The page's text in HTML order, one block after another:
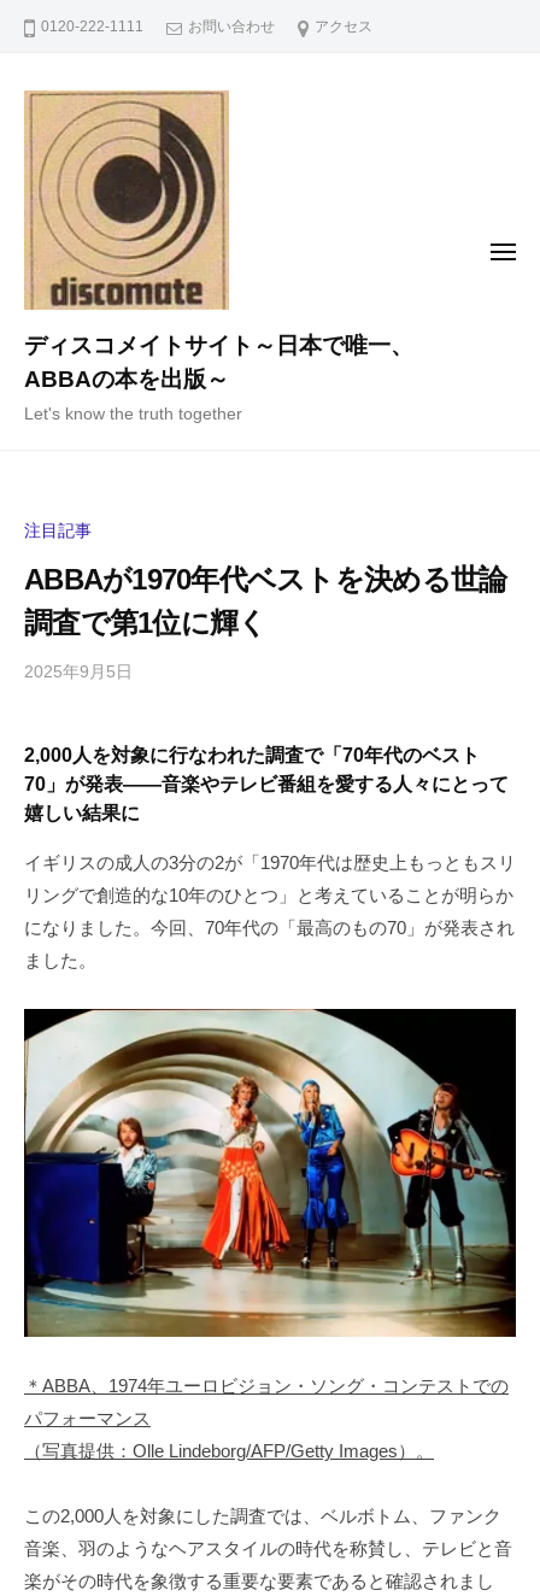
0120-222-1111 お問い合わせ アクセス
ディスコメイトサイト～日本で唯一、
ABBAの本を出版～
Let's know the truth together
メ
注目記事
ABBAが1970年代ベストを決める世論
調査で第1位に輝く
2025年9月5日
i
g
a
h
i
y
の
コ
メ
ト
2,000人を対象に行なわれた調査で「70年代のベスト
70」が発表——音楽やテレビ番組を愛する人々にとって
嬉しい結果に
イギリスの成人の3分の2が「1970年代は歴史上もっともスリ
リングで創造的な10年のひとつ」と考えていることが明らか
になりました。今回、70年代の「最高のもの70」が発表され
ました。
＊ABBA、1974年ユーロビジョン・ソング・コンテストでの
パフォーマンス
（写真提供：Olle Lindeborg/AFP/Getty Images）。
この2,000人を対象にした調査では、ベルボトム、ファンク
音楽、羽のようなヘアスタイルの時代を称賛し、テレビと音
楽がその時代を象徴する重要な要素であると確認されまし